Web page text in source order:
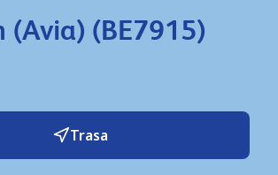
(Avia) (BE7915)
Trasa